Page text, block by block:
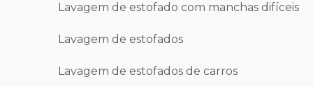
Lavagem de estofado com manchas difíceis
Lavagem de estofados
Lavagem de estofados de carros